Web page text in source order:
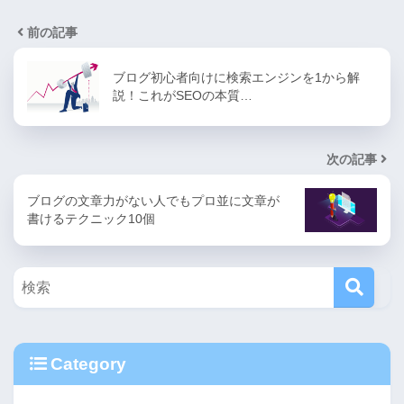
前の記事
ブログ初心者向けに検索エンジンを1から解
説！これがSEOの本質…
次の記事
ブログの文章力がない人でもプロ並に文章が
書けるテクニック10個
Category